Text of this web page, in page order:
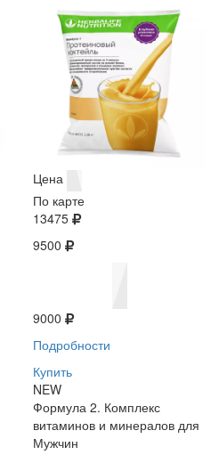
Цена
По карте
13475
9500
9000
Подробности
Купить
NEW
Формула 2. Комплекс
витаминов и минералов для
Мужчин